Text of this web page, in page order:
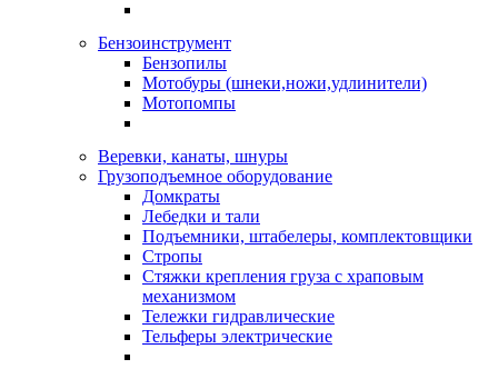
Бензоинструмент
Бензопилы
Мотобуры (шнеки,ножи,удлинители)
Мотопомпы
Веревки, канаты, шнуры
Грузоподъемное оборудование
Домкраты
Лебедки и тали
Подъемники, штабелеры, комплектовщики
Стропы
Стяжки крепления груза с храповым
механизмом
Тележки гидравлические
Тельферы электрические